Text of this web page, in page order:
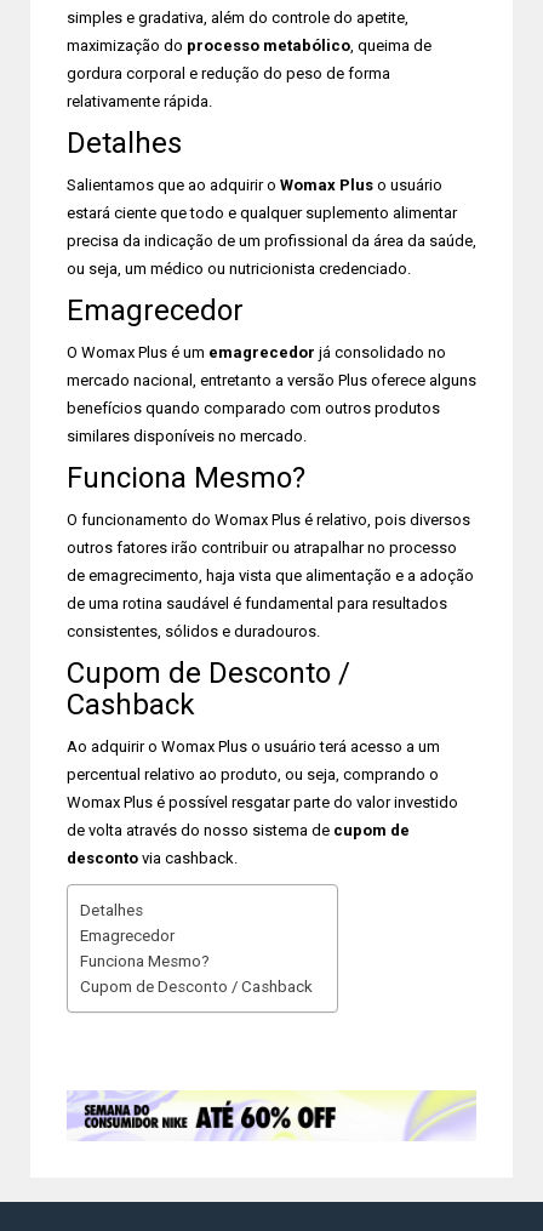
simples e gradativa, além do controle do apetite,
maximização do processo metabólico, queima de
gordura corporal e redução do peso de forma
relativamente rápida.
Detalhes
Salientamos que ao adquirir o Womax Plus o usuário
estará ciente que todo e qualquer suplemento alimentar
precisa da indicação de um profissional da área da saúde,
ou seja, um médico ou nutricionista credenciado.
Emagrecedor
O Womax Plus é um emagrecedor já consolidado no
mercado nacional, entretanto a versão Plus oferece alguns
benefícios quando comparado com outros produtos
similares disponíveis no mercado.
Funciona Mesmo?
O funcionamento do Womax Plus é relativo, pois diversos
outros fatores irão contribuir ou atrapalhar no processo
de emagrecimento, haja vista que alimentação e a adoção
de uma rotina saudável é fundamental para resultados
consistentes, sólidos e duradouros.
Cupom de Desconto /
Cashback
Ao adquirir o Womax Plus o usuário terá acesso a um
percentual relativo ao produto, ou seja, comprando o
Womax Plus é possível resgatar parte do valor investido
de volta através do nosso sistema de cupom de
desconto via cashback.
Detalhes
Emagrecedor
Funciona Mesmo?
Cupom de Desconto / Cashback